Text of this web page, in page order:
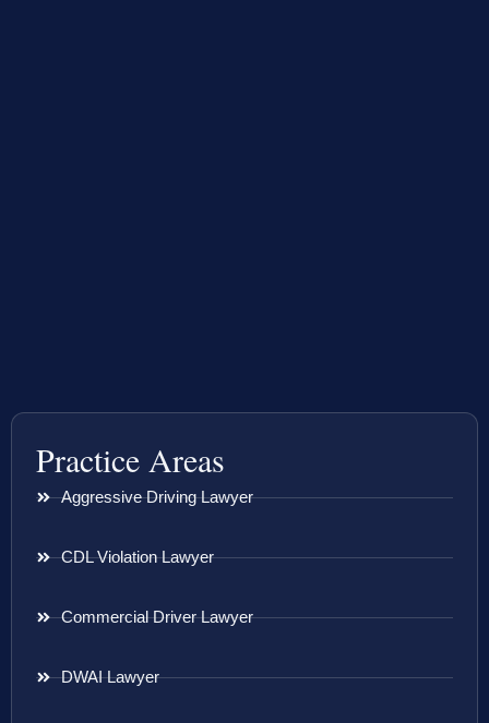
Practice Areas
Aggressive Driving Lawyer
CDL Violation Lawyer
Commercial Driver Lawyer
DWAI Lawyer